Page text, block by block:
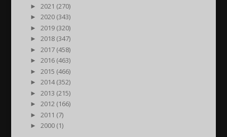
►
2021 (270)
►
2020 (343)
►
2019 (320)
►
2018 (347)
►
2017 (458)
►
2016 (463)
►
2015 (466)
►
2014 (352)
►
2013 (215)
►
2012 (166)
►
2011 (7)
►
2000 (1)